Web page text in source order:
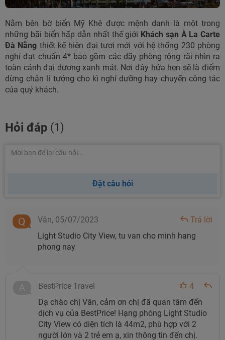
Nằm bên bờ biển Mỹ Khê được mệnh danh là một trong
những bãi biển hấp dẫn nhất thế giới Khách sạn À La Carte
Đà Nẵng thiết kế hiện đại tươi mới với hệ thống 230 phòng
nghỉ đạt chuẩn 4* bao gồm các dãy phòng rộng rãi nhìn ra
toàn cảnh đại dương xanh mát. Nơi đây hứa hẹn sẽ là điểm
dừng chân lí tưởng cho kì nghỉ dưỡng hay chuyến công tác
của quý khách.
Hỏi đáp (1)
Đặt câu hỏi
Vân, 05/07/2023
Trả lời
Light Studio City View, tu van cho minh hang
phong nay
BestPrice Travel
4
Dạ chào chị Vân, cảm ơn chị đã quan tâm đến
dịch vụ của BestPrice! Hạng phòng Light Studio
City View có diện tích là 44m2, phù hợp với 2
người lớn và 2 trẻ em ạ, xin thông tin đến chị.